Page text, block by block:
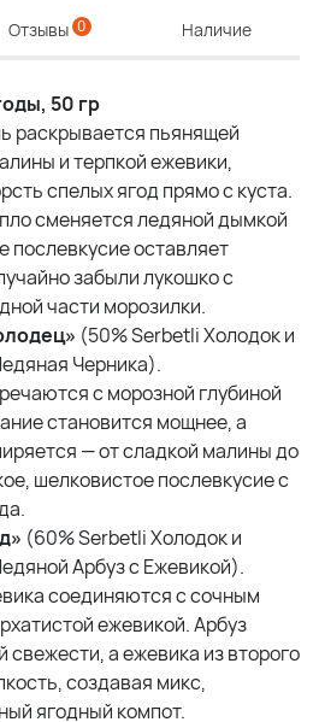
Отзывы 0 Наличие
50 гр
раскрывается пьянящей
и терпкой ежевики,
спелых ягод прямо с куста.
сменяется ледяной дымкой
послевкусие оставляет
забыли лукошко с
части морозилки.
(50% Serbetli Холодок и
Черника).
с морозной глубиной
становится мощнее, а
— от сладкой малины до
шелковистое послевкусие с
(60% Serbetli Холодок и
Арбуз с Ежевикой).
соединяются с сочным
ежевикой. Арбуз
свежести, а ежевика из второго
создавая микс,
ягодный компот.